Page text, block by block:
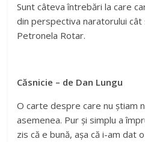
Sunt câteva întrebări la care
din perspectiva naratorului
Petronela Rotar.
Căsnicie – de Dan Lungu
O carte despre care nu știam
asemenea. Pur și simplu a
zis că e bună, așa că i-am dat